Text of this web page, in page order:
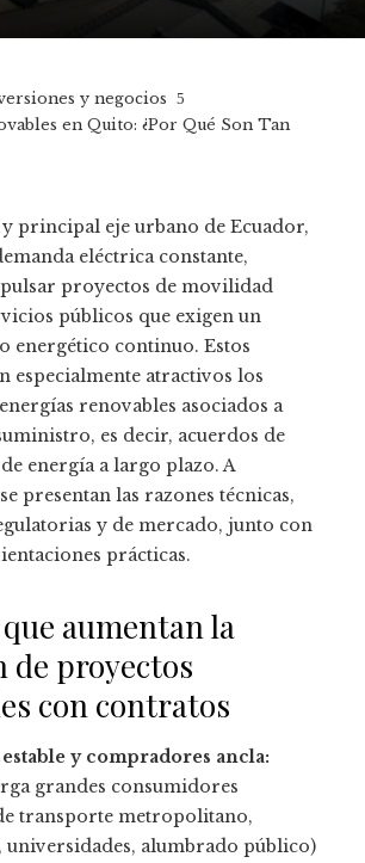
y negocios
en Quito: ¿Por Qué Son Tan
principal eje urbano de Ecuador,
eléctrica constante,
proyectos de movilidad
públicos que exigen un
energético continuo. Estos
especialmente atractivos los
renovables asociados a
es decir, acuerdos de
energía a largo plazo. A
presentan las razones técnicas,
y de mercado, junto con
prácticas.
aumentan la
de proyectos
con contratos
y compradores ancla:
grandes consumidores
transporte metropolitano,
universidades, alumbrado público)